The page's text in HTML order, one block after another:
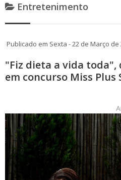
Entretenimento
Publicado em Sexta - 22 de Março de
"Fiz dieta a vida toda",
em concurso Miss Plus